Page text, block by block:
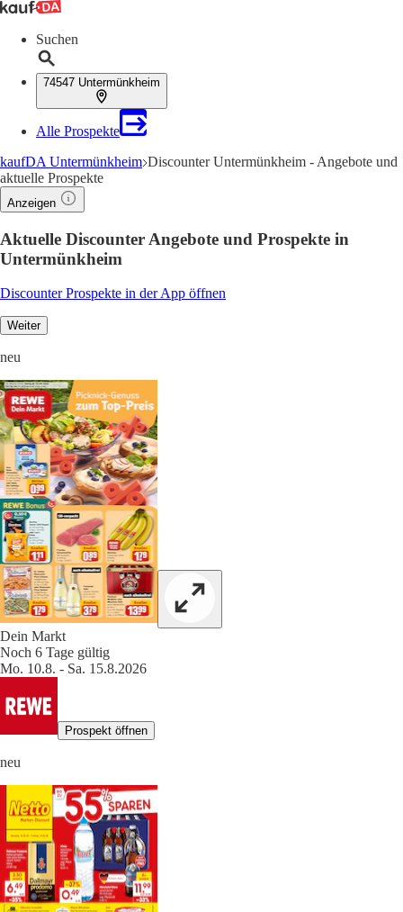
Suchen
74547 Untermünkheim
Alle Prospekte
kaufDA Untermünkheim Discounter Untermünkheim - Angebote und
aktuelle Prospekte
Anzeigen
Aktuelle Discounter Angebote und Prospekte in
Untermünkheim
Discounter Prospekte in der App öffnen
Weiter
neu
Dein Markt
Noch 6 Tage gültig
Mo. 10.8. - Sa. 15.8.2026
Prospekt öffnen
neu